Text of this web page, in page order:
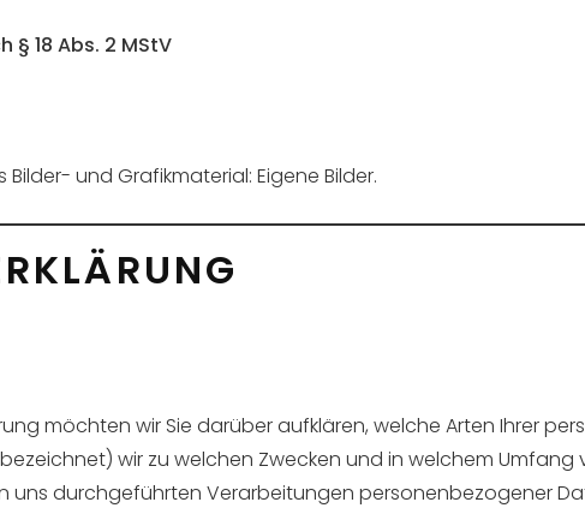
18 Abs. 2 MStV
und Grafikmaterial: Eigene Bilder.
möchten wir Sie darüber aufklären, welche Arten Ihrer
wir zu welchen Zwecken und in welchem Umfang
uns durchgeführten Verarbeitungen personenbezogener